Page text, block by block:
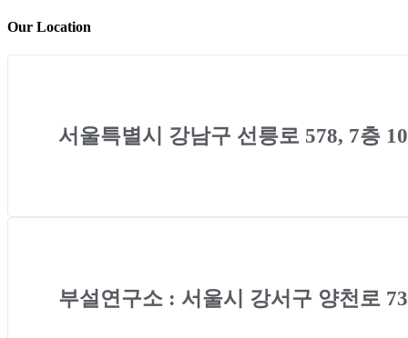
Our Location
서울특별시 강남구 선릉로 578, 7층
부설연구소 : 서울시 강서구 양천로